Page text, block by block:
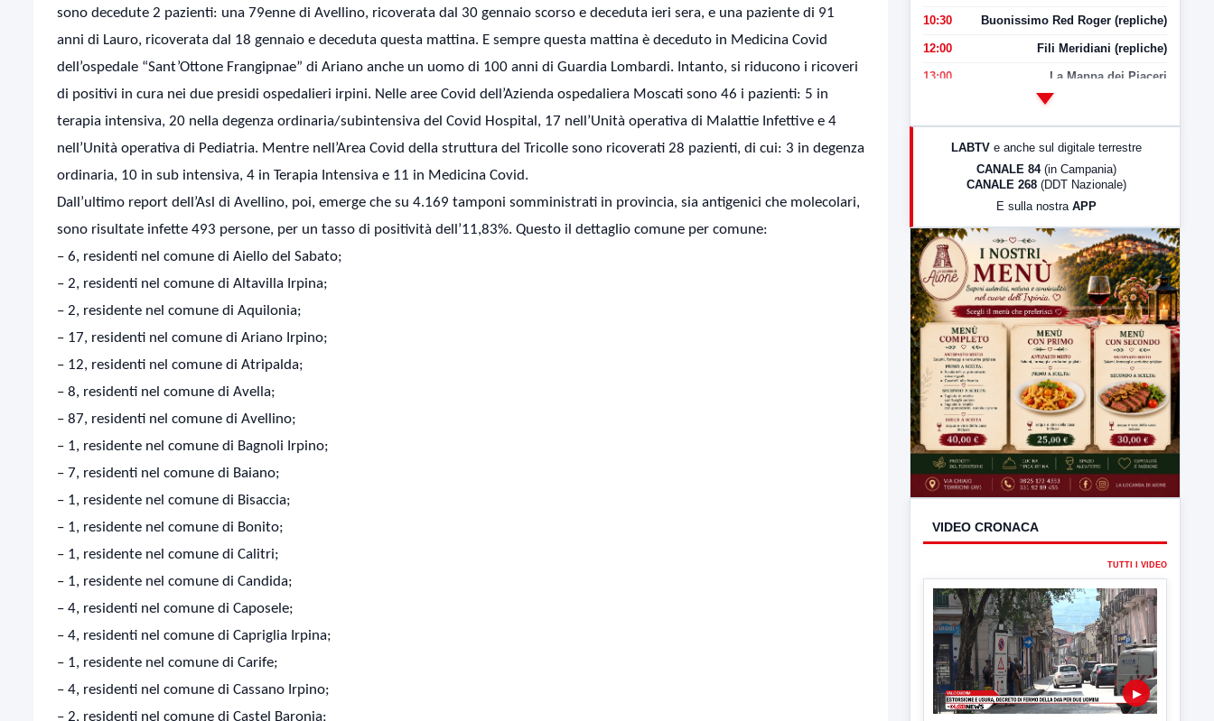
sono decedute 2 pazienti: una 79enne di Avellino, ricoverata dal 30 gennaio scorso e deceduta ieri sera, e una paziente di 91
anni di Lauro, ricoverata dal 18 gennaio e deceduta questa mattina. E sempre questa mattina è deceduto in Medicina Covid
dell’ospedale “Sant’Ottone Frangipnae” di Ariano anche un uomo di 100 anni di Guardia Lombardi. Intanto, si riducono i ricoveri
di positivi in cura nei due presidi ospedalieri irpini. Nelle aree Covid dell’Azienda ospedaliera Moscati sono 46 i pazienti: 5 in
terapia intensiva, 20 nella degenza ordinaria/subintensiva del Covid Hospital, 17 nell’Unità operativa di Malattie Infettive e 4
nell’Unità operativa di Pediatria. Mentre nell’Area Covid della struttura del Tricolle sono ricoverati 28 pazienti, di cui: 3 in degenza
ordinaria, 10 in sub intensiva, 4 in Terapia Intensiva e 11 in Medicina Covid.
Dall’ultimo report dell’Asl di Avellino, poi, emerge che su 4.169 tamponi somministrati in provincia, sia antigenici che molecolari,
sono risultate infette 493 persone, per un tasso di positività dell’11,83%. Questo il dettaglio comune per comune:
– 6, residenti nel comune di Aiello del Sabato;
– 2, residenti nel comune di Altavilla Irpina;
– 2, residente nel comune di Aquilonia;
– 17, residenti nel comune di Ariano Irpino;
– 12, residenti nel comune di Atripalda;
– 8, residenti nel comune di Avella;
– 87, residenti nel comune di Avellino;
– 1, residente nel comune di Bagnoli Irpino;
– 7, residenti nel comune di Baiano;
– 1, residente nel comune di Bisaccia;
– 1, residente nel comune di Bonito;
– 1, residente nel comune di Calitri;
– 1, residente nel comune di Candida;
– 4, residenti nel comune di Caposele;
– 4, residenti nel comune di Capriglia Irpina;
– 1, residente nel comune di Carife;
– 4, residenti nel comune di Cassano Irpino;
– 2, residenti nel comune di Castel Baronia;
10:30 Buonissimo Red Roger (repliche)
12:00 Fili Meridiani (repliche)
13:00 La Mappa dei Piaceri
LabNews (Diretta)
23:00 LabNews (replica)
LABTV e anche sul digitale terrestre
CANALE 84 (in Campania)
CANALE 268 (DDT Nazionale)
E sulla nostra APP
VIDEO CRONACA